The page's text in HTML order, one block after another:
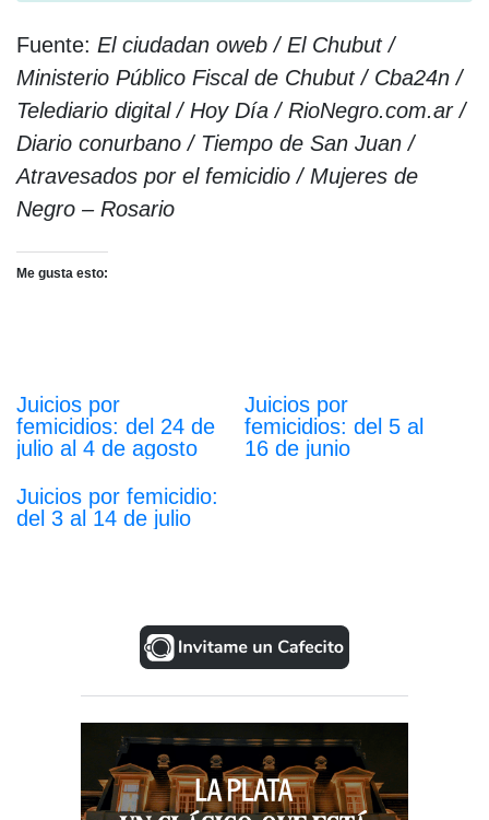
Fuente: El ciudadan oweb / El Chubut /
Ministerio Público Fiscal de Chubut / Cba24n /
Telediario digital / Hoy Día / RioNegro.com.ar /
Diario conurbano / Tiempo de San Juan /
Atravesados por el femicidio / Mujeres de
Negro – Rosario
Me gusta esto:
Juicios por
femicidios: del 24 de
julio al 4 de agosto
Juicios por
femicidios: del 5 al
16 de junio
Juicios por femicidio:
del 3 al 14 de julio